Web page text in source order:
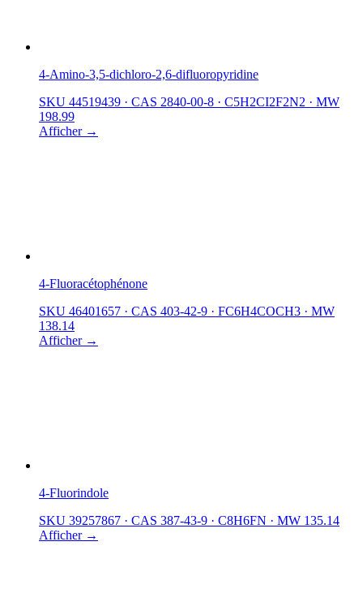
4-Amino-3,5-dichloro-2,6-difluoropyridine
SKU 44519439 · CAS 2840-00-8 · C5H2CI2F2N2 · MW
198.99
Afficher →
4-Fluoracétophénone
SKU 46401657 · CAS 403-42-9 · FC6H4COCH3 · MW
138.14
Afficher →
4-Fluorindole
SKU 39257867 · CAS 387-43-9 · C8H6FN · MW 135.14
Afficher →